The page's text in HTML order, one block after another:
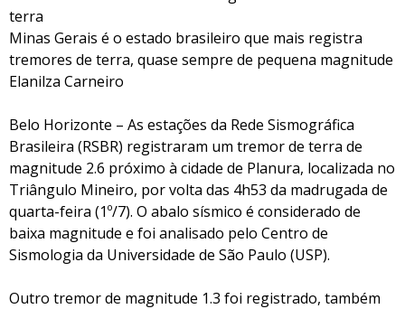
terra
Minas Gerais é o estado brasileiro que mais registra
tremores de terra, quase sempre de pequena magnitude
Elanilza Carneiro
Belo Horizonte – As estações da Rede Sismográfica
Brasileira (RSBR) registraram um tremor de terra de
magnitude 2.6 próximo à cidade de Planura, localizada no
Triângulo Mineiro, por volta das 4h53 da madrugada de
quarta-feira (1º/7). O abalo sísmico é considerado de
baixa magnitude e foi analisado pelo Centro de
Sismologia da Universidade de São Paulo (USP).
Outro tremor de magnitude 1.3 foi registrado, também